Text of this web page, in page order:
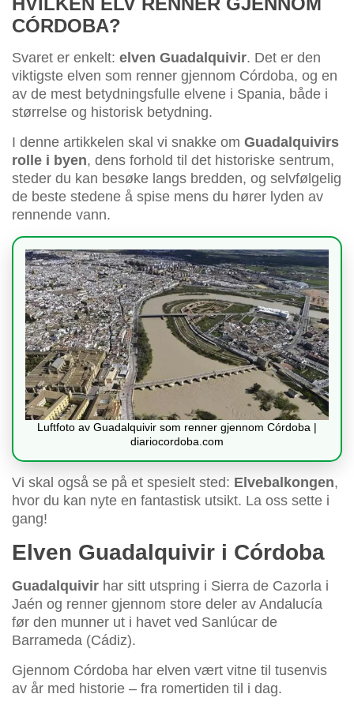
CÓRDOBA?
Svaret er enkelt: elven Guadalquivir. Det er den
viktigste elven som renner gjennom Córdoba, og en
av de mest betydningsfulle elvene i Spania, både i
størrelse og historisk betydning.
I denne artikkelen skal vi snakke om Guadalquivirs
rolle i byen, dens forhold til det historiske sentrum,
steder du kan besøke langs bredden, og selvfølgelig
de beste stedene å spise mens du hører lyden av
rennende vann.
Luftfoto av Guadalquivir som renner gjennom Córdoba |
diariocordoba.com
Vi skal også se på et spesielt sted: Elvebalkongen,
hvor du kan nyte en fantastisk utsikt. La oss sette i
gang!
Elven Guadalquivir i Córdoba
Guadalquivir har sitt utspring i Sierra de Cazorla i
Jaén og renner gjennom store deler av Andalucía
før den munner ut i havet ved Sanlúcar de
Barrameda (Cádiz).
Gjennom Córdoba har elven vært vitne til tusenvis
av år med historie – fra romertiden til i dag.